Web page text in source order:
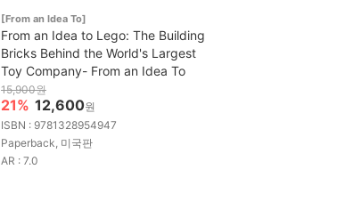
[From an Idea To]
From an Idea to Lego: The Building
Bricks Behind the World's Largest
Toy Company- From an Idea To
15,900원
21% 12,600원
ISBN : 9781328954947
Paperback, 미국판
AR : 7.0